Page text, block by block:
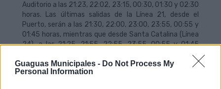
Guaguas Municipales - Do Not Process My
Personal Information
Auditorio a las 21:23, 22:02, 23:15, 00:30, 01:30 y 02:30
horas. Las últimas salidas de la Línea 21, desde el
Puerto, serán a las 21:30, 22:00, 23:00, 23:55, 00:55 y
01:45 horas, mientras que desde Santa Catalina (Línea
24), a las 21:25, 21:55, 22:55, 23:55, 00:55 y 01:45
Por su parte, la Línea 33 dispone de salidas desde la